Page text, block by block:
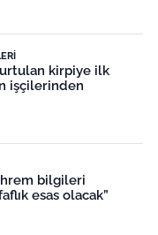
kirpiye ilk
işçilerinden
bilgileri
esas olacak”